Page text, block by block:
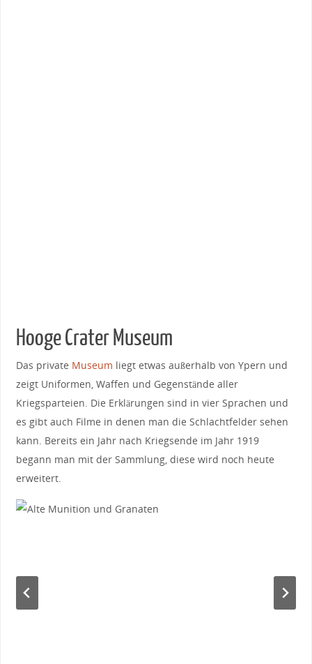
Hooge Crater Museum
Das private Museum liegt etwas außerhalb von Ypern und
zeigt Uniformen, Waffen und Gegenstände aller
Kriegsparteien. Die Erklärungen sind in vier Sprachen und
es gibt auch Filme in denen man die Schlachtfelder sehen
kann. Bereits ein Jahr nach Kriegsende im Jahr 1919
begann man mit der Sammlung, diese wird noch heute
erweitert.